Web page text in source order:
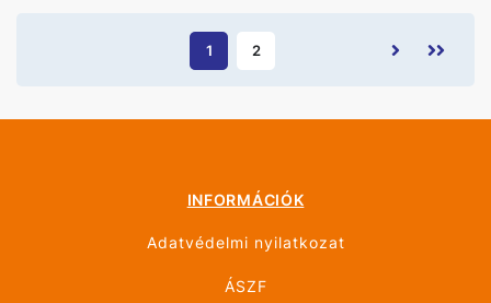
1 2
INFORMÁCIÓK
Adatvédelmi nyilatkozat
ÁSZF